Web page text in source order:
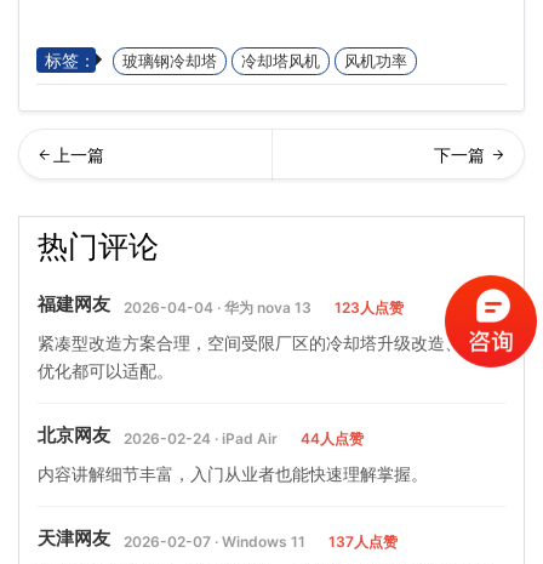
标签： 玻璃钢冷却塔 冷却塔风机 风机功率
要清理(玻璃钢冷却塔清洗…
热门评论
福建网友 2026-04-04 · 华为 nova 13 123人点赞
紧凑型改造方案合理，空间受限厂区的冷却塔升级改造、降噪
优化都可以适配。
北京网友 2026-02-24 · iPad Air 44人点赞
内容讲解细节丰富，入门从业者也能快速理解掌握。
天津网友 2026-02-07 · Windows 11 137人点赞